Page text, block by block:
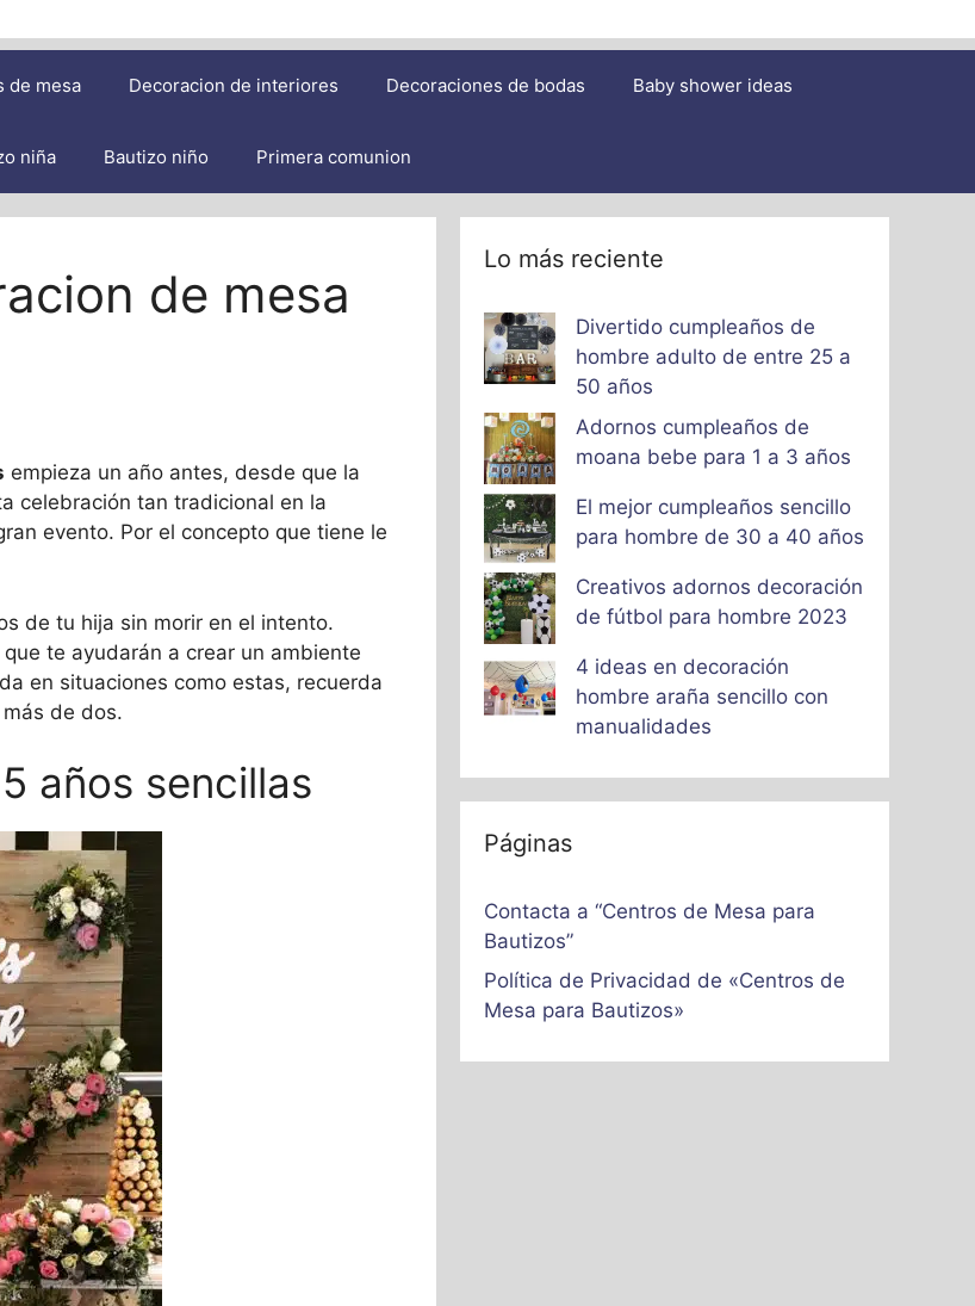
de mesa Decoracion de interiores Decoraciones de bodas Baby shower ideas
niña Bautizo niño Primera comunion
de mesa
empieza un año antes, desde que la
celebración tan tradicional en la
evento. Por el concepto que tiene le
de tu hija sin morir en el intento.
te ayudarán a crear un ambiente
en situaciones como estas, recuerda
de dos.
años sencillas
Lo más reciente
Divertido cumpleaños de
hombre adulto de entre 25 a
50 años
Adornos cumpleaños de
moana bebe para 1 a 3 años
El mejor cumpleaños sencillo
para hombre de 30 a 40 años
Creativos adornos decoración
de fútbol para hombre 2023
4 ideas en decoración
hombre araña sencillo con
manualidades
Páginas
Contacta a “Centros de Mesa para
Bautizos”
Política de Privacidad de «Centros de
Mesa para Bautizos»